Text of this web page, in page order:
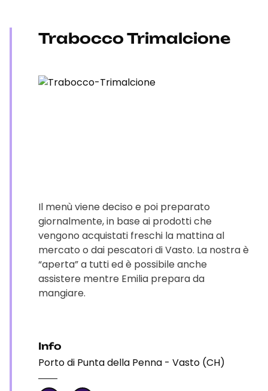
Trabocco Trimalcione
Il menù viene deciso e poi preparato
giornalmente, in base ai prodotti che
vengono acquistati freschi la mattina al
mercato o dai pescatori di Vasto. La nostra è
“aperta” a tutti ed è possibile anche
assistere mentre Emilia prepara da
mangiare.
Info
Porto di Punta della Penna - Vasto (CH)